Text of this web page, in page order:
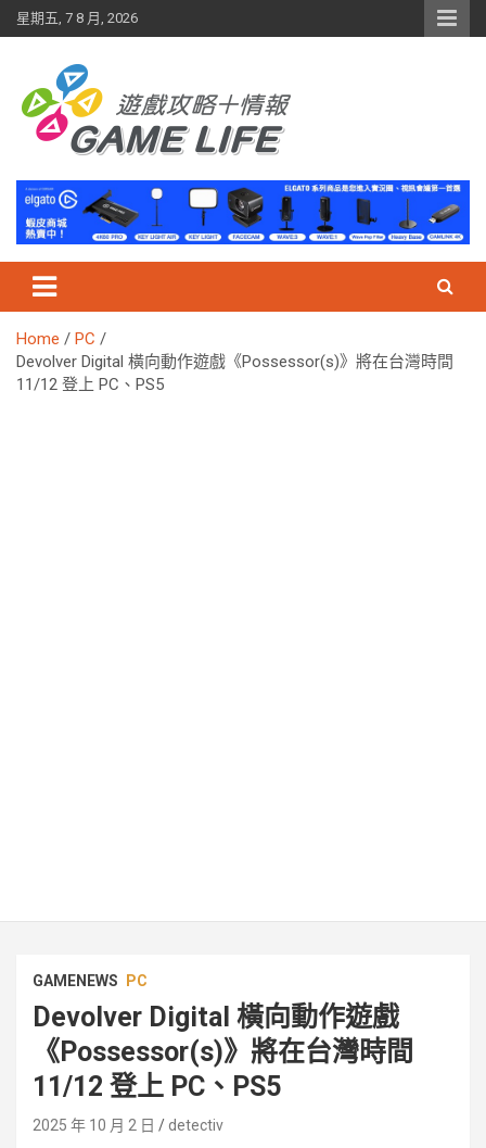
Skip
to
星期五, 7 8 月, 2026
Home
PC
Devolver Digital 橫向動作遊戲《Possessor(s)》將在台灣時間
11/12 登上 PC、PS5
GAMENEWS PC
Devolver Digital 橫向動作遊戲
《Possessor(s)》將在台灣時間
11/12 登上 PC、PS5
2025 年 10 月 2 日 detectiv